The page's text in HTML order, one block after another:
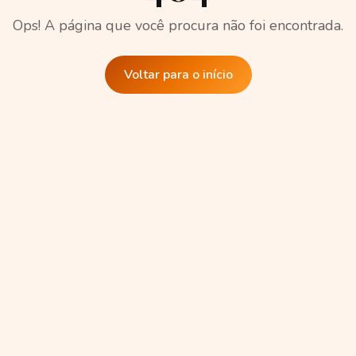
Ops! A página que você procura não foi encontrada.
Voltar para o início